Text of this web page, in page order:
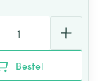
Bestel